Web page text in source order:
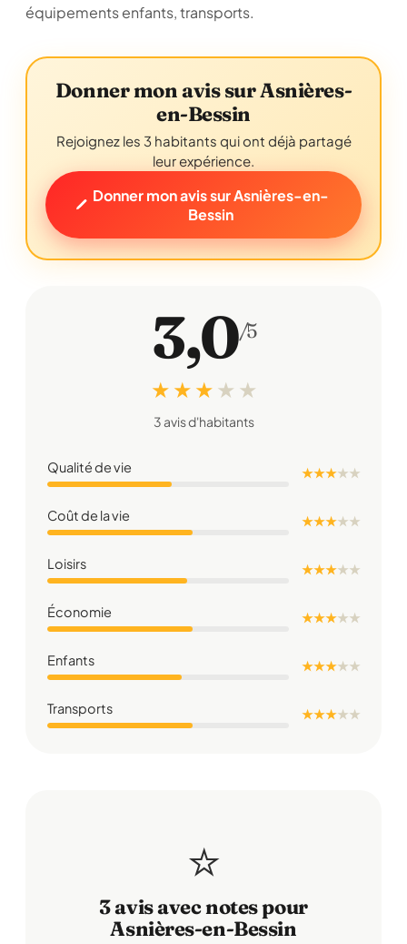
équipements enfants, transports.
Donner mon avis sur Asnières-
en-Bessin
Rejoignez les 3 habitants qui ont déjà partagé
leur expérience.
Donner mon avis sur Asnières-en-
Bessin
3,0/5
★ ★ ★ ★ ★
3 avis d'habitants
Qualité de vie ★ ★ ★★★
Coût de la vie ★ ★ ★★★
Loisirs ★ ★ ★★★
Économie ★ ★ ★★★
Enfants ★ ★ ★★★
Transports ★ ★ ★★★
⭐
3 avis avec notes pour
Asnières-en-Bessin